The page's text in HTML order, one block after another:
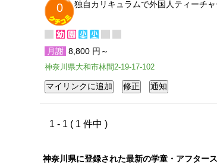
0 独自カリキュラムで外国人ティーチ
月謝 8,800 円～
神奈川県大和市林間2-19-17-102
1 - 1 ( 1 件中 )
神奈川県に登録された最新の学童・アフター